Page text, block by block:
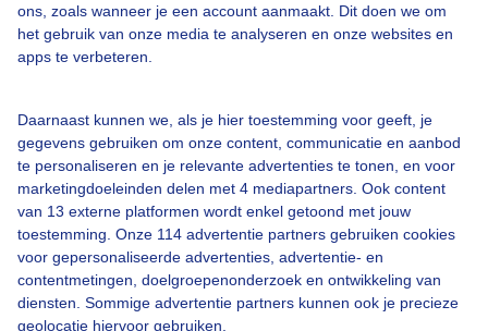
ons, zoals wanneer je een account aanmaakt. Dit doen we om
het gebruik van onze media te analyseren en onze websites en
apps te verbeteren.
Daarnaast kunnen we, als je hier toestemming voor geeft, je
gegevens gebruiken om onze content, communicatie en aanbod
te personaliseren en je relevante advertenties te tonen, en voor
marketingdoeleinden delen met 4 mediapartners. Ook content
van 13 externe platformen wordt enkel getoond met jouw
toestemming. Onze 114 advertentie partners gebruiken cookies
voor gepersonaliseerde advertenties, advertentie- en
contentmetingen, doelgroepenonderzoek en ontwikkeling van
diensten. Sommige advertentie partners kunnen ook je precieze
geolocatie hiervoor gebruiken.
Een moment geduld aub...
Over Buienradar